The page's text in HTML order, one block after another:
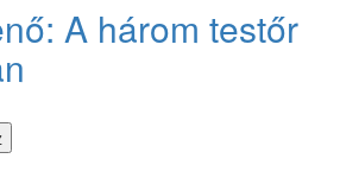
A három testőr